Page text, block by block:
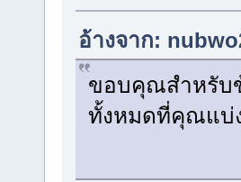
อ้างจาก:
ขอบคุณสำหรับ
ทั้งหมดที่คุณแบ่